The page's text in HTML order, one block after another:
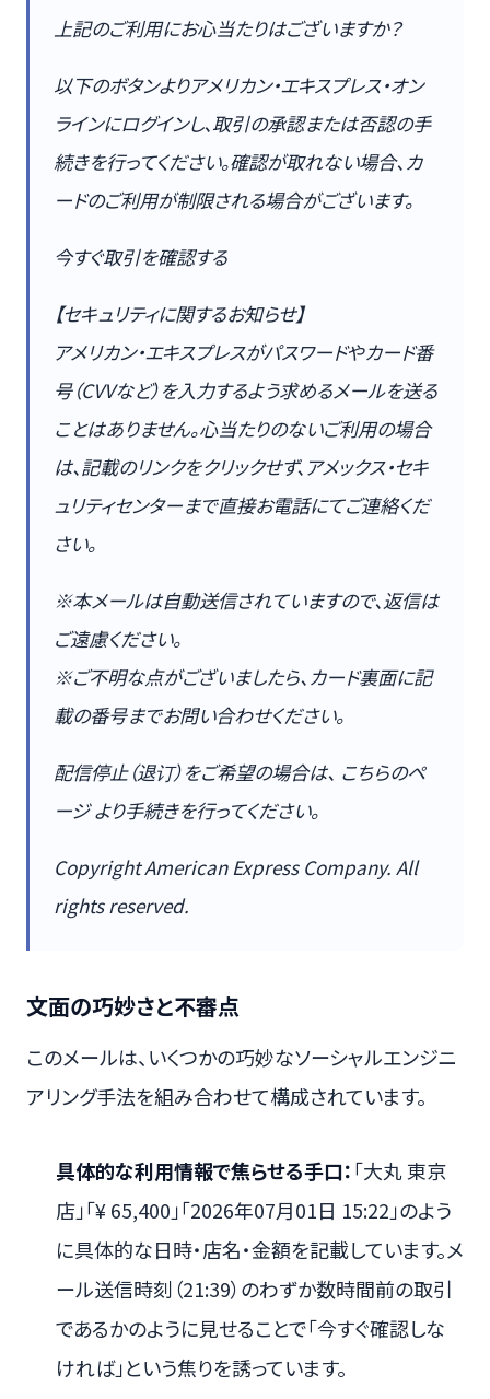
上記のご利用にお心当たりはございますか？
以下のボタンよりアメリカン・エキスプレス・オン
ラインにログインし、取引の承認または否認の手
続きを行ってください。確認が取れない場合、カ
ードのご利用が制限される場合がございます。
今すぐ取引を確認する
【セキュリティに関するお知らせ】
アメリカン・エキスプレスがパスワードやカード番
号（CVVなど）を入力するよう求めるメールを送る
ことはありません。心当たりのないご利用の場合
は、記載のリンクをクリックせず、アメックス・セキ
ュリティセンターまで直接お電話にてご連絡くだ
さい。
※本メールは自動送信されていますので、返信は
ご遠慮ください。
※ご不明な点がございましたら、カード裏面に記
載の番号までお問い合わせください。
配信停止（退订）をご希望の場合は、 こちらのペ
ージ より手続きを行ってください。
Copyright American Express Company. All
rights reserved.
文面の巧妙さと不審点
このメールは、いくつかの巧妙なソーシャルエンジニ
アリング手法を組み合わせて構成されています。
具体的な利用情報で焦らせる手口：「大丸 東京
店」「¥ 65,400」「2026年07月01日 15:22」のよう
に具体的な日時・店名・金額を記載しています。メ
ール送信時刻（21:39）のわずか数時間前の取引
であるかのように見せることで「今すぐ確認しな
ければ」という焦りを誘っています。